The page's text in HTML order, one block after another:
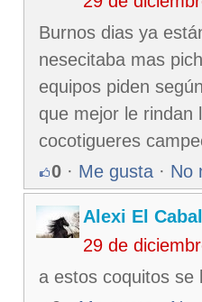
Burnos dias ya
nesecitaba mas
equipos piden
que mejor le rindan
cocotigueres
0 · Me gusta · No
Alexi El
29 de
a estos coquitos se